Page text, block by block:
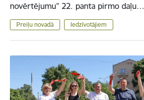
novērtējumu” 22. panta pirmo daļu…
Preiļu novadā Iedzīvotājiem